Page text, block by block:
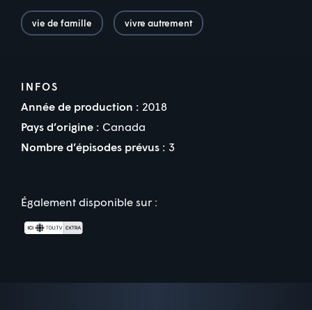
vie de famille vivre autrement
INFOS
Année de production : 2018
Pays d’origine : Canada
Nombre d’épisodes prévus : 3
Également disponible sur :